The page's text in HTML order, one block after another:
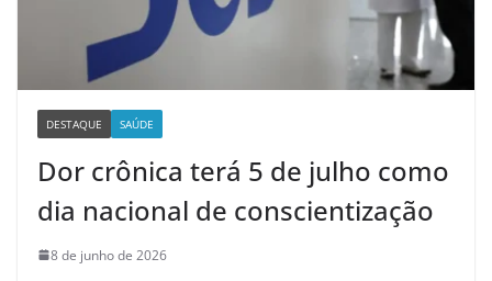
DESTAQUE SAÚDE
Dor crônica terá 5 de julho como
dia nacional de conscientização
8 de junho de 2026